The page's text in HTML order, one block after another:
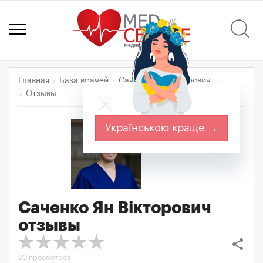
Главная База врачей
Саченко Ян Вікторович
Отзывы
Саченко Ян Вікторович
отзывы
share
20 просмотров
Українською краще →